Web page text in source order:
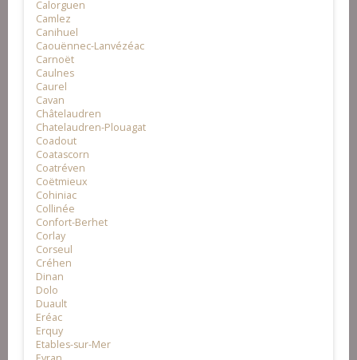
Calorguen
Camlez
Canihuel
Caouënnec-Lanvézéac
Carnoët
Caulnes
Caurel
Cavan
Châtelaudren
Chatelaudren-Plouagat
Coadout
Coatascorn
Coatréven
Coëtmieux
Cohiniac
Collinée
Confort-Berhet
Corlay
Corseul
Créhen
Dinan
Dolo
Duault
Eréac
Erquy
Etables-sur-Mer